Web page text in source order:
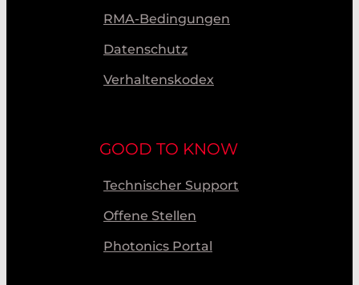
RMA-Bedingungen
Datenschutz
Verhaltenskodex
GOOD TO KNOW
Technischer Support
Offene Stellen
Photonics Portal